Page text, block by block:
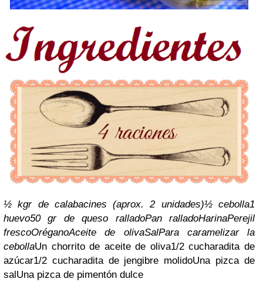
½ kgr de calabacines (aprox. 2 unidades)½ cebolla1
huevo50 gr de queso ralladoPan ralladoHarinaPerejil
frescoOréganoAceite de olivaSalPara caramelizar la
cebollaUn chorrito de aceite de oliva1/2 cucharadita de
azúcar1/2 cucharadita de jengibre molidoUna pizca de
sal Una pizca de pimentón dulce